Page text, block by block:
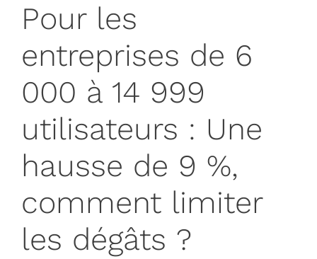
Pour les
entreprises de 6
000 à 14 999
utilisateurs : Une
hausse de 9 %,
comment limiter
les dégâts ?